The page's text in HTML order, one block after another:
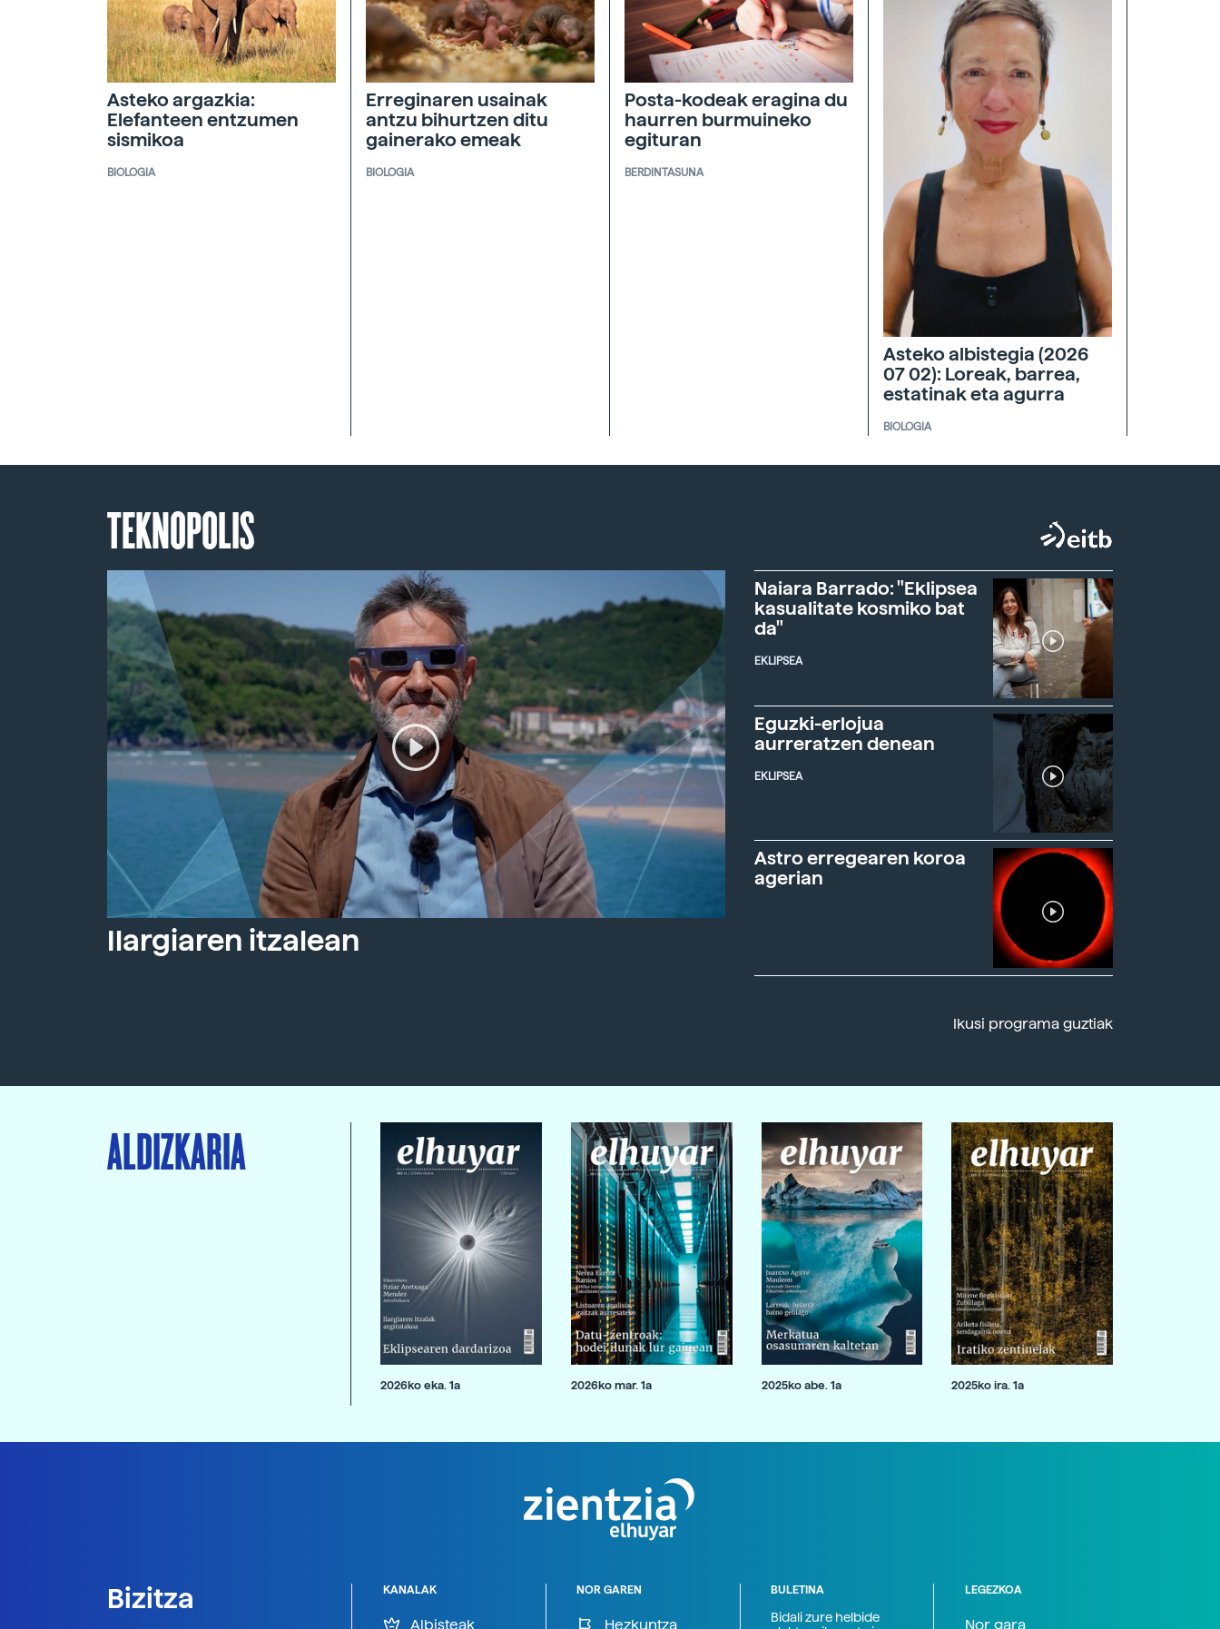
Asteko argazkia:
Elefanteen entzumen
sismikoa
BIOLOGIA
Erreginaren usainak
antzu bihurtzen ditu
gainerako emeak
BIOLOGIA
Posta-kodeak eragina du
haurren burmuineko
egituran
BERDINTASUNA
Asteko albistegia (2026
07 02): Loreak, barrea,
estatinak eta agurra
BIOLOGIA
TEKNOPOLIS
Ilargiaren itzalean
Naiara Barrado: "Eklipsea
kasualitate kosmiko bat
da"
EKLIPSEA
Eguzki-erlojua
aurreratzen denean
EKLIPSEA
Astro erregearen koroa
agerian
Ikusi programa guztiak
ALDIZKARIA
2026ko eka. 1a 2026ko mar. 1a 2025ko abe. 1a 2025ko ira. 1a
Bizitza
KANALAK
Albisteak
NOR GAREN
Hezkuntza
BULETINA
Bidali zure helbide
LEGEZKOA
Nor gara